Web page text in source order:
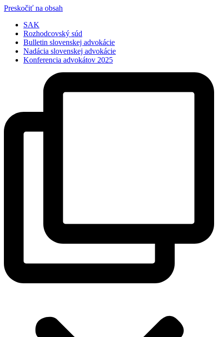
Preskočiť na obsah
SAK
Rozhodcovský súd
Bulletin slovenskej advokácie
Nadácia slovenskej advokácie
Konferencia advokátov 2025